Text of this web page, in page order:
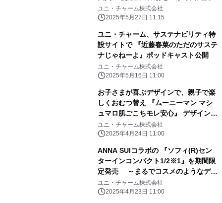
ルプを再生する 技術の発明(特許第
6290475号)～
ユニ・チャーム株式会社
2025年5月27日 11:15
ユニ・チャーム、サステナビリティ特
設サイトで 『近藤春菜のただのサステ
ナじゃねーよ』ポッドキャスト公開
ユニ・チャーム株式会社
2025年5月16日 11:00
お子さまが喜ぶデザインで、親子で楽
しくおむつ替え 『ムーニーマン マシ
ュマロ肌ごこちモレ安心』 デザイン企
画 期間限定発売
ユニ・チャーム株式会社
2025年4月24日 11:00
ANNA SUIコラボの 『ソフィ(R)セン
ターインコンパクト1/2※1』を期間限
定発売 ～まるでコスメのようなデザ
インのパッケージが4年ぶりに登場～
ユニ・チャーム株式会社
2025年4月23日 11:00